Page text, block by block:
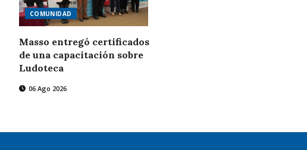
COMUNIDAD
Masso entregó certificados
de una capacitación sobre
Ludoteca
06 Ago 2026